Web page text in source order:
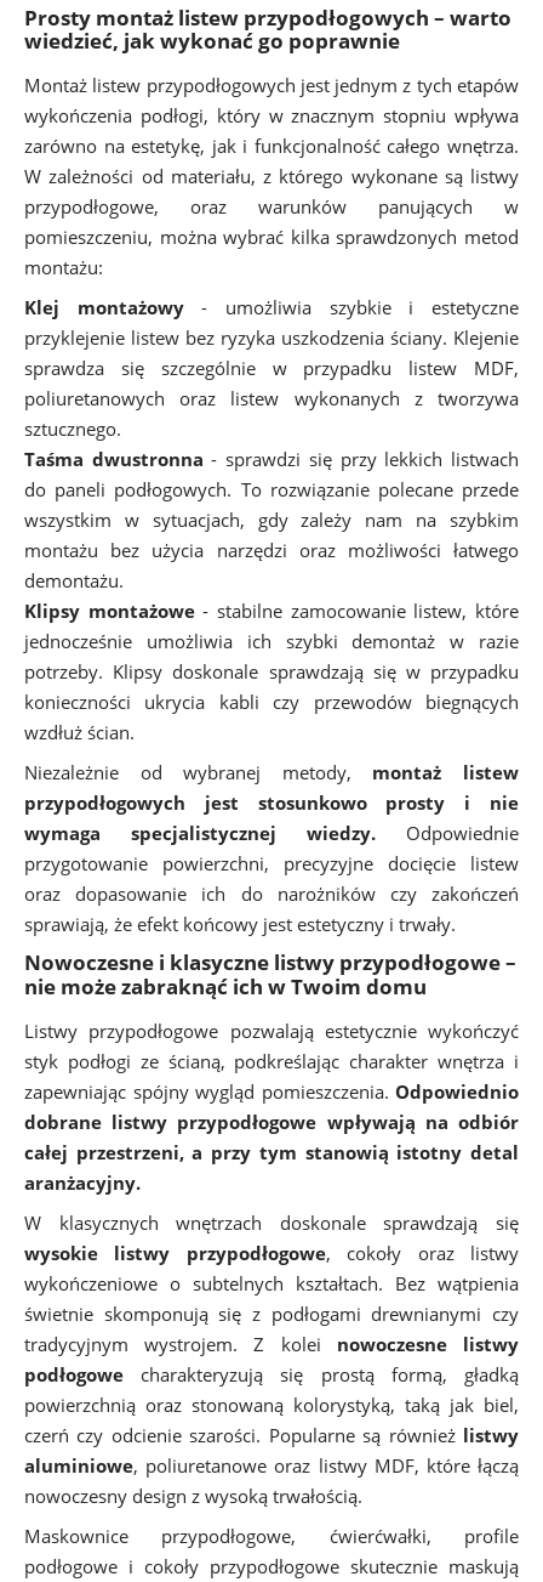
Prosty montaż listew przypodłogowych – warto
wiedzieć, jak wykonać go poprawnie
Montaż listew przypodłogowych jest jednym z tych etapów
wykończenia podłogi, który w znacznym stopniu wpływa
zarówno na estetykę, jak i funkcjonalność całego wnętrza.
W zależności od materiału, z którego wykonane są listwy
przypodłogowe, oraz warunków panujących w
pomieszczeniu, można wybrać kilka sprawdzonych metod
montażu:
Klej montażowy- umożliwia szybkie i estetyczne
przyklejenie listew bez ryzyka uszkodzenia ściany. Klejenie
sprawdza się szczególnie w przypadku listew MDF,
poliuretanowych oraz listew wykonanych z tworzywa
sztucznego.
Taśma dwustronna - sprawdzi się przy lekkich listwach
do paneli podłogowych. To rozwiązanie polecane przede
wszystkim w sytuacjach, gdy zależy nam na szybkim
montażu bez użycia narzędzi oraz możliwości łatwego
demontażu.
Klipsy montażowe- stabilne zamocowanie listew, które
jednocześnie umożliwia ich szybki demontaż w razie
potrzeby. Klipsy doskonale sprawdzają się w przypadku
konieczności ukrycia kabli czy przewodów biegnących
wzdłuż ścian.
Niezależnie od wybranej metody, montaż listew
przypodłogowych jest stosunkowo prosty i nie
wymaga specjalistycznej wiedzy. Odpowiednie
przygotowanie powierzchni, precyzyjne docięcie listew
oraz dopasowanie ich do narożników czy zakończeń
sprawiają, że efekt końcowy jest estetyczny i trwały.
Nowoczesne i klasyczne listwy przypodłogowe –
nie może zabraknąć ich w Twoim domu
Listwy przypodłogowe pozwalają estetycznie wykończyć
styk podłogi ze ścianą, podkreślając charakter wnętrza i
zapewniając spójny wygląd pomieszczenia. Odpowiednio
dobrane listwy przypodłogowe wpływają na odbiór
całej przestrzeni, a przy tym stanowią istotny detal
aranżacyjny.
W klasycznych wnętrzach doskonale sprawdzają się
wysokie listwy przypodłogowe, cokoły oraz listwy
wykończeniowe o subtelnych kształtach. Bez wątpienia
świetnie skomponują się z podłogami drewnianymi czy
tradycyjnym wystrojem. Z kolei nowoczesne listwy
podłogowe charakteryzują się prostą formą, gładką
powierzchnią oraz stonowaną kolorystyką, taką jak biel,
czerń czy odcienie szarości. Popularne są równieżlistwy
aluminiowe, poliuretanowe oraz listwy MDF, które łączą
nowoczesny design z wysoką trwałością.
Maskownice przypodłogowe, ćwierćwałki, profile
podłogowe i cokoły przypodłogowe skutecznie maskują